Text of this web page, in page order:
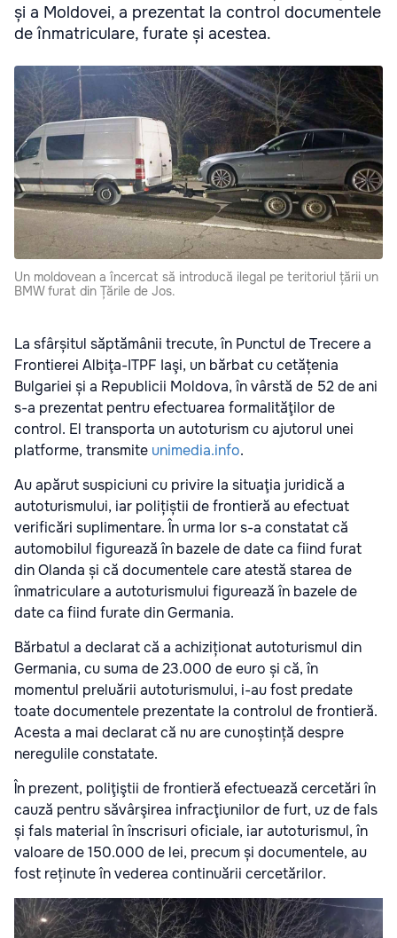
și a Moldovei, a prezentat la control documentele
de înmatriculare, furate și acestea.
Un moldovean a încercat să introducă ilegal pe teritoriul țării un
BMW furat din Țările de Jos.
La sfârșitul săptămânii trecute, în Punctul de Trecere a
Frontierei Albiţa-ITPF Iaşi, un bărbat cu cetățenia
Bulgariei și a Republicii Moldova, în vârstă de 52 de ani
s-a prezentat pentru efectuarea formalităţilor de
control. El transporta un autoturism cu ajutorul unei
platforme, transmite unimedia.info.
Au apărut suspiciuni cu privire la situaţia juridică a
autoturismului, iar polițiștii de frontieră au efectuat
verificări suplimentare. În urma lor s-a constatat că
automobilul figurează în bazele de date ca fiind furat
din Olanda și că documentele care atestă starea de
înmatriculare a autoturismului figurează în bazele de
date ca fiind furate din Germania.
Bărbatul a declarat că a achiziționat autoturismul din
Germania, cu suma de 23.000 de euro și că, în
momentul preluării autoturismului, i-au fost predate
toate documentele prezentate la controlul de frontieră.
Acesta a mai declarat că nu are cunoștință despre
neregulile constatate.
În prezent, poliţiştii de frontieră efectuează cercetări în
cauză pentru săvârşirea infracţiunilor de furt, uz de fals
și fals material în înscrisuri oficiale, iar autoturismul, în
valoare de 150.000 de lei, precum și documentele, au
fost reținute în vederea continuării cercetărilor.